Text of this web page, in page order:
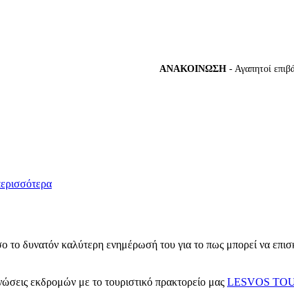
ΑΝΑΚΟΙΝΩΣΗ- Αγαπητοί
δυνατόν καλύτερη ενημέρωσή του για το πως μπορεί να
εκδρομών με το τουριστικό πρακτορείο μας LESVOS